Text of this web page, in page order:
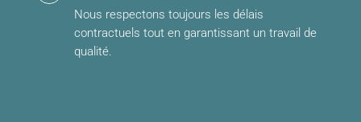
Nous respectons toujours les délais
contractuels tout en garantissant un travail de
qualité.